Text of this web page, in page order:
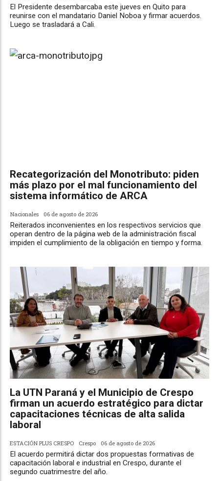
El Presidente desembarcaba este jueves en Quito para
reunirse con el mandatario Daniel Noboa y firmar acuerdos.
Luego se trasladará a Cali.
Recategorización del Monotributo: piden
más plazo por el mal funcionamiento del
sistema informático de ARCA
Nacionales 06 de agosto de 2026
Reiterados inconvenientes en los respectivos servicios que
operan dentro de la página web de la administración fiscal
impiden el cumplimiento de la obligación en tiempo y forma.
La UTN Paraná y el Municipio de Crespo
firman un acuerdo estratégico para dictar
capacitaciones técnicas de alta salida
laboral
ESTACIÓN PLUS CRESPO Crespo 06 de agosto de 2026
El acuerdo permitirá dictar dos propuestas formativas de
capacitación laboral e industrial en Crespo, durante el
segundo cuatrimestre del año.